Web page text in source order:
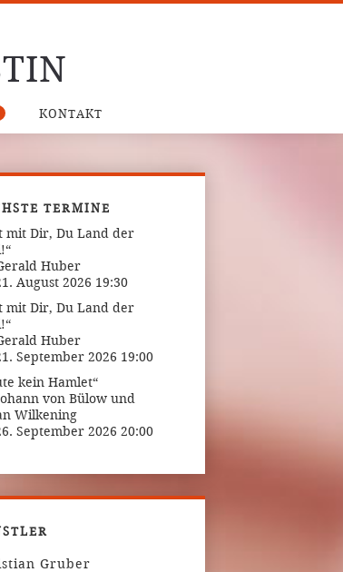
KONTAKT
TERMINE
mit Dir, Du Land der
Huber
August 2026 19:30
mit Dir, Du Land der
Huber
September 2026 19:00
kein Hamlet“
von Bülow und
Wilkening
September 2026 20:00
Gruber